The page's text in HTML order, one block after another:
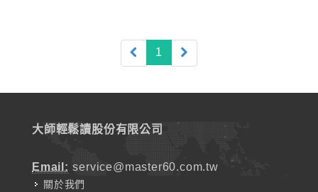
1 (current)
大師輕鬆讀股份有限公司
Email: service@master60.com.tw
關於我們